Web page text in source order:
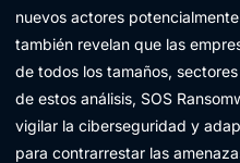
nuevos actores
también revelan que las
de todos los tamaños,
de estos análisis, SOS
vigilar la ciberseguridad y
para contrarrestar las